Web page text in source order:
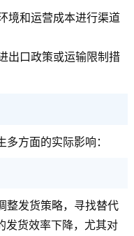
境和运营成本进行渠道
出口政策或运输限制措
方面的实际影响：
整发货策略，寻找替代
发货效率下降，尤其对